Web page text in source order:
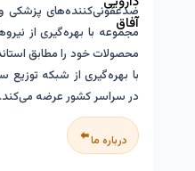
ضدعفونی‌کننده‌های پزشکی
مجموعه با بهره‌گیری از
محصولات خود را مطابق
با بهره‌گیری از شبکه
در سراسر کشور عرضه می‌کند.
درباره ما